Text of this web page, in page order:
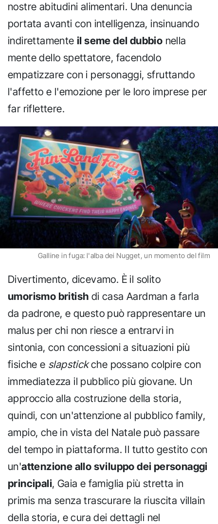
nostre abitudini alimentari. Una denuncia
portata avanti con intelligenza, insinuando
indirettamente il seme del dubbio nella
mente dello spettatore, facendolo
empatizzare con i personaggi, sfruttando
l'affetto e l'emozione per le loro imprese per
far riflettere.
Galline in fuga: l'alba dei Nugget, un momento del film
Divertimento, dicevamo. È il solito
umorismo british di casa Aardman a farla
da padrone, e questo può rappresentare un
malus per chi non riesce a entrarvi in
sintonia, con concessioni a situazioni più
fisiche e slapstickche possano colpire con
immediatezza il pubblico più giovane. Un
approccio alla costruzione della storia,
quindi, con un'attenzione al pubblico family,
ampio, che in vista del Natale può passare
del tempo in piattaforma. Il tutto gestito con
un'attenzione allo sviluppo dei personaggi
principali, Gaia e famiglia più stretta in
primis ma senza trascurare la riuscita villain
della storia, e cura dei dettagli nel